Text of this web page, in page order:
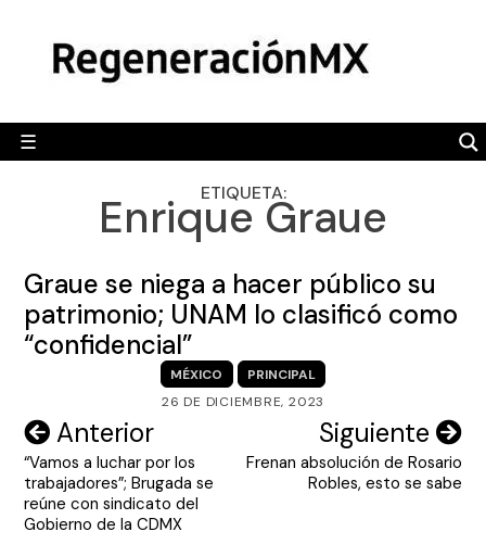
content
☰
POLÍTICA
CAMALEÓN
OPINIÓN
ENGLISH SECTION
ETIQUETA:
Enrique Graue
Graue se niega a hacer público su
patrimonio; UNAM lo clasificó como
“confidencial”
MÉXICO
PRINCIPAL
26 DE DICIEMBRE, 2023
Navegación
de
entradas
Anterior
“Vamos a luchar por los
trabajadores”; Brugada se
reúne con sindicato del
Gobierno de la CDMX
Siguiente
Frenan absolución de Rosario
Robles, esto se sabe